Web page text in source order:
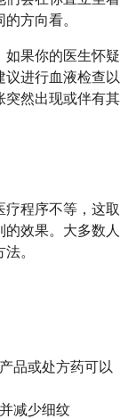
方向看。
如果你的医生怀疑
进行血液检查以
突然出现或伴有其
疗程序不等，这取
效果。大多数人
。
品或处方药可以
减少细纹